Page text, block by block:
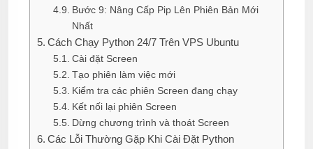
Bước 9: Nâng Cấp Pip Lên Phiên Bản Mới
Nhất
Cách Chạy Python 24/7 Trên VPS Ubuntu
Cài đặt Screen
Tạo phiên làm việc mới
Kiểm tra các phiên Screen đang chạy
Kết nối lại phiên Screen
Dừng chương trình và thoát Screen
Các Lỗi Thường Gặp Khi Cài Đặt Python